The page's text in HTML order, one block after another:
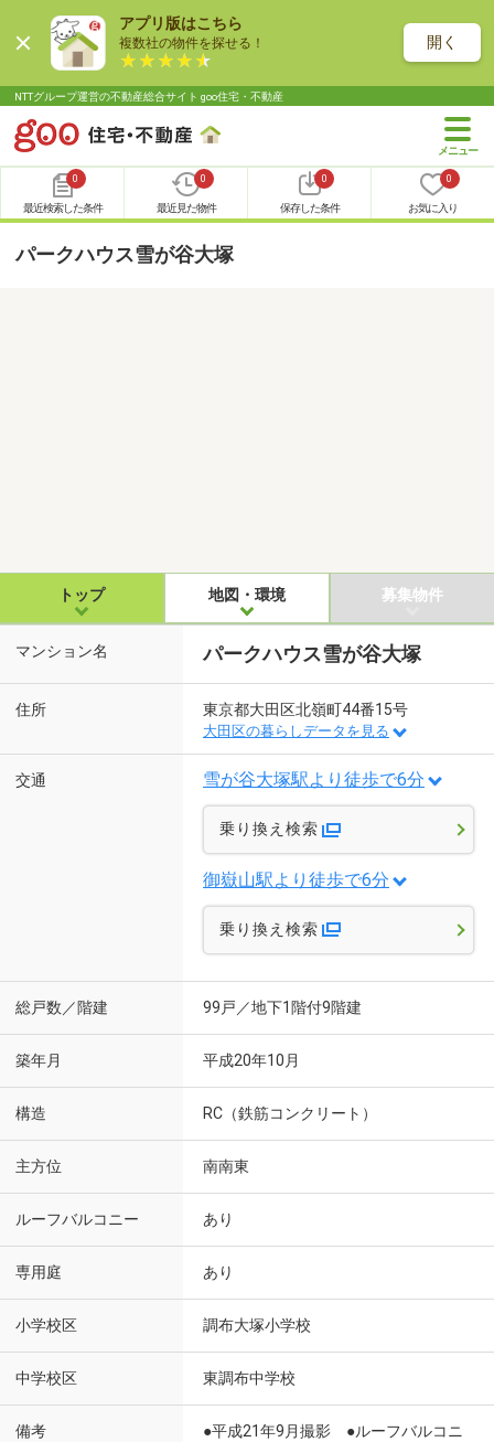
アプリ版はこちら
複数社の物件を探せる！ 開く
NTTグループ運営の不動産総合サイト goo住宅・不動産
0
最近検索した条件
0
最近見た物件
0
保存した条件
0
お気に入り
パークハウス雪が谷大塚
トップ 地図・環境 募集物件
マンション名 パークハウス雪が谷大塚
住所 東京都大田区北嶺町44番15号
大田区の暮らしデータを見る
交通 雪が谷大塚駅より徒歩で6分
乗り換え検索
御嶽山駅より徒歩で6分
乗り換え検索
総戸数／階建 99戸／地下1階付9階建
築年月 平成20年10月
構造 RC（鉄筋コンクリート）
主方位 南南東
ルーフバルコニー あり
専用庭 あり
小学校区 調布大塚小学校
中学校区 東調布中学校
備考
●平成21年9月撮影 ●ルーフバルコニ